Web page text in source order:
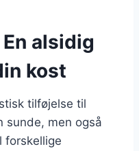
alsidig
kost
tilføjelse til
sunde, men også
forskellige